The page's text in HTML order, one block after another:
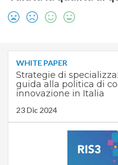
WHITE PAPER
Strategie di
guida alla politica di
innovazione in Italia
23 Dic 2024